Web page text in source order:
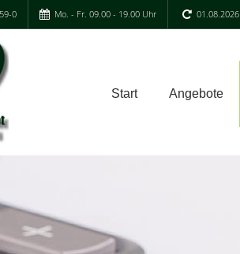
0 Mo. - Fr. 09.00 - 19.00 Uhr 01.08.2026
Start Angebote